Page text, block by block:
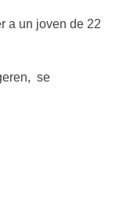
a un joven de 22
se